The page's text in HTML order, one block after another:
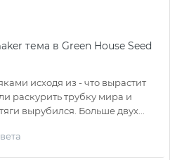
тема в Green House Seed
исходя из - что вырастит
раскурить трубку мира и
вырубился. Больше двух...